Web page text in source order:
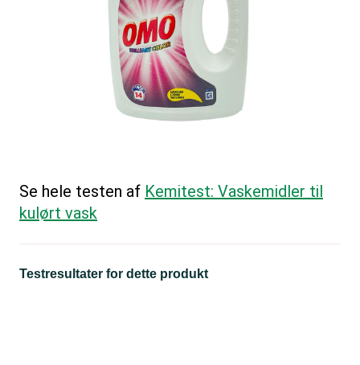
Se hele testen af Kemitest: Vaskemidler til
kulørt vask
Testresultater for dette produkt